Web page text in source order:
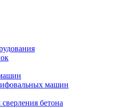
машин
бетона